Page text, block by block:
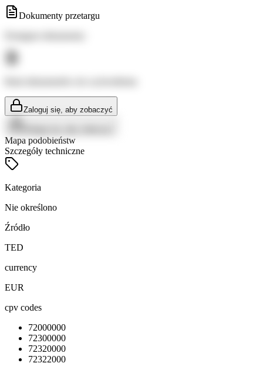
Dokumenty przetargu
Zaloguj się, aby zobaczyć
Mapa podobieństw
Szczegóły techniczne
Kategoria
Nie określono
Źródło
TED
currency
EUR
cpv codes
72000000
72300000
72320000
72322000